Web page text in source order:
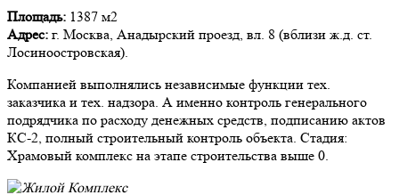
Площадь: 1387 м2
Адрес: г. Москва, Анадырский проезд, вл. 8 (вблизи ж.д. ст.
Лосиноостровская).
Компанией выполнялись независимые функции тех.
заказчика и тех. надзора. А именно контроль генерального
подрядчика по расходу денежных средств, подписанию актов
КС-2, полный строительный контроль объекта. Стадия:
Храмовый комплекс на этапе строительства выше 0.